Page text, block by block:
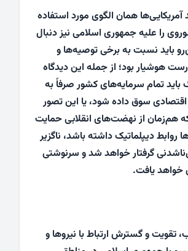
همان الگوی مورد استفاده
را علیه جمهوری اسلامی نیز دنبال
باید نسبت به برخی توصیه‌ها و
هوشیار بود؛ از جمله این دیدگاه
تمام سرمایه‌های کشور صرفاً به
سوق داده شود، یا این تصور
هم‌زمان از نهضت‌های انقلابی حمایت
روابط دیپلماتیک داشته باشد، ناگزیر
گرفتار خواهد شد و سرنوشتی
خواهد یافت.
تقویت و گسترش ارتباط با نیروها و